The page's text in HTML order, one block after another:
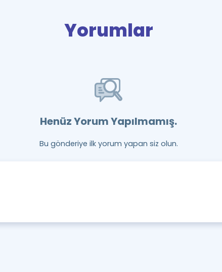
Yorumlar
Henüz Yorum Yapılmamış.
Bu gönderiye ilk yorum yapan siz olun.